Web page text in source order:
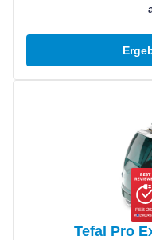
FEB
Tefal Pro